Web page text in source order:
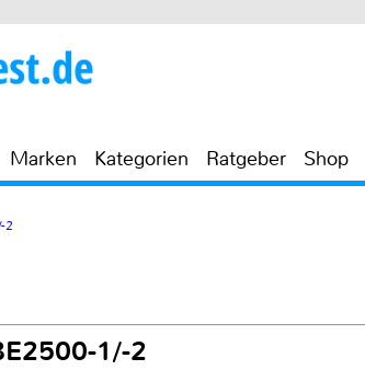
Marken Kategorien Ratgeber Shop
2
1/-2